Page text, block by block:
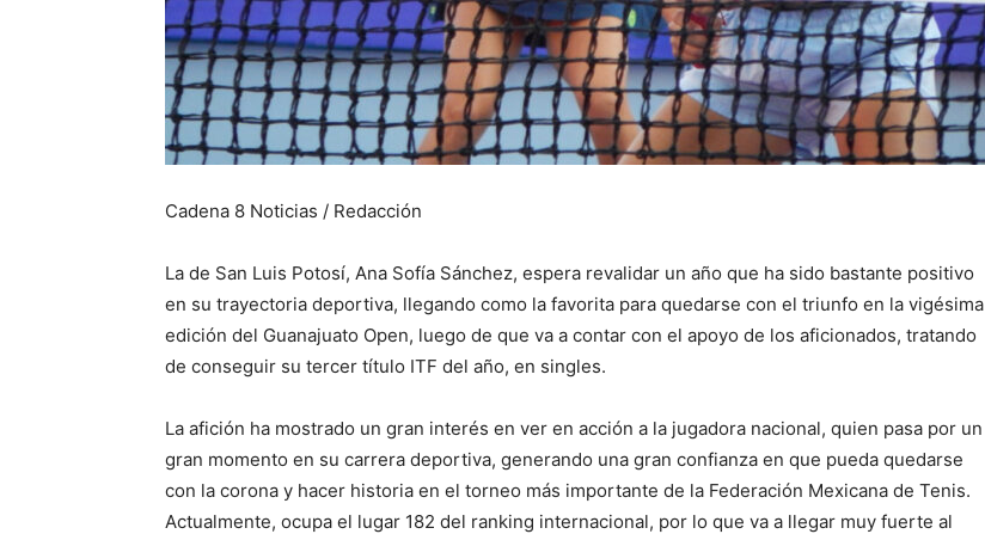
Cadena 8 Noticias / Redacción
La de San Luis Potosí, Ana Sofía Sánchez, espera revalidar un año que ha sido bastante positivo
en su trayectoria deportiva, llegando como la favorita para quedarse con el triunfo en la vigésima
edición del Guanajuato Open, luego de que va a contar con el apoyo de los aficionados, tratando
de conseguir su tercer título ITF del año, en singles.
La afición ha mostrado un gran interés en ver en acción a la jugadora nacional, quien pasa por un
gran momento en su carrera deportiva, generando una gran confianza en que pueda quedarse
con la corona y hacer historia en el torneo más importante de la Federación Mexicana de Tenis.
Actualmente, ocupa el lugar 182 del ranking internacional, por lo que va a llegar muy fuerte al